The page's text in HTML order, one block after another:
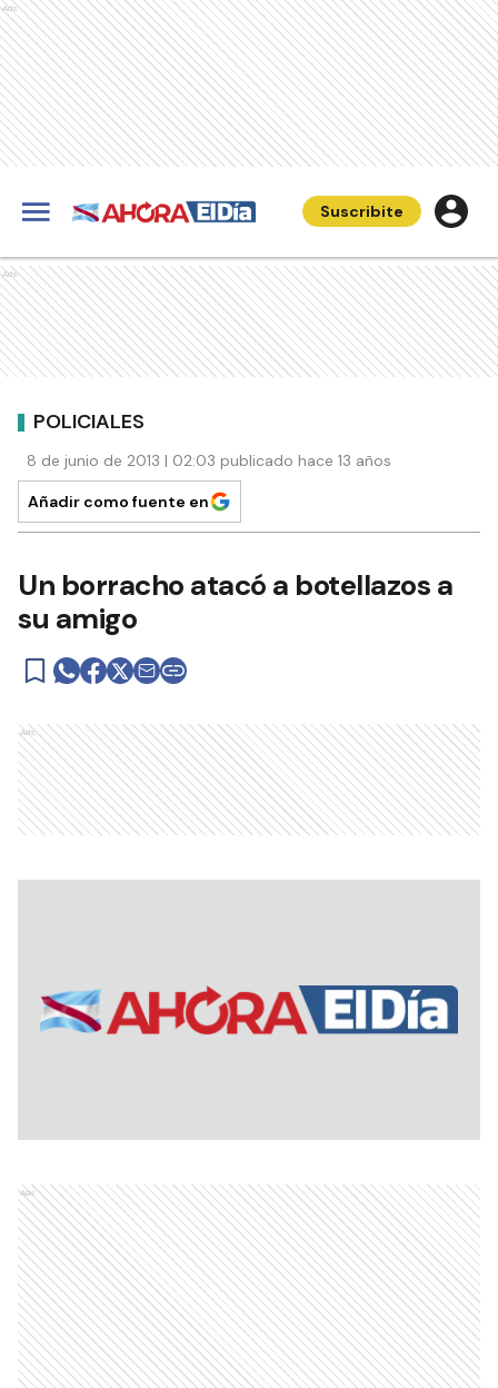
Ads
Suscribite
Ads
POLICIALES
8 de junio de 2013 | 02:03 publicado hace 13 años
Añadir como fuente en
Un borracho atacó a botellazos a
su amigo
Ads
Ads